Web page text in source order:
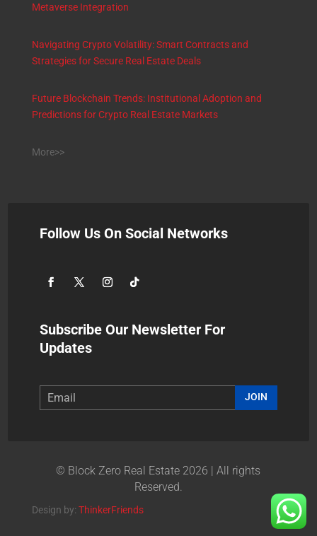
Metaverse Integration
Navigating Crypto Volatility: Smart Contracts and
Strategies for Secure Real Estate Deals
Future Blockchain Trends: Institutional Adoption and
Predictions for Crypto Real Estate Markets
More>>
Follow Us On Social Networks
Subscribe Our Newsletter For
Updates
JOIN
© Block Zero Real Estate 2026 | All rights
Reserved.
Design by: ThinkerFriends